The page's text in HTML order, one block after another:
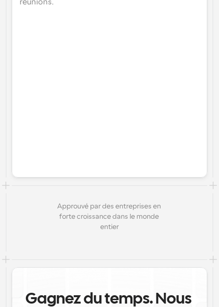
réunions.
Approuvé par des entreprises en
forte croissance dans le monde
entier
Gagnez du temps. Nous